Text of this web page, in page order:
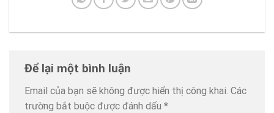
Để lại một bình luận
Email của bạn sẽ không được hiển thị công khai. Các
trường bắt buộc được đánh dấu *